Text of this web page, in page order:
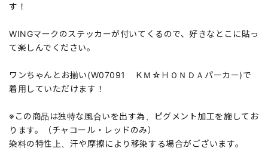
す！
WINGマークのステッカーが付いてくるので、好きなとこに貼っ
て楽しんでください。
ワンちゃんとお揃い(W07091 ＫＭ☆ＨＯＮＤＡパーカー)で
着用していただけます！
※この商品は独特な風合いを出す為、ピグメント加工を施してお
ります。（チャコール・レッドのみ）
染料の特性上、汗や摩擦により移染する場合がございます。